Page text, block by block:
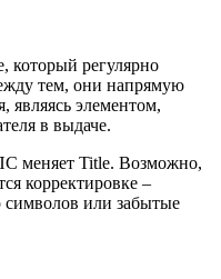
который регулярно
тем, они напрямую
являясь элементом,
в выдаче.
меняет Title. Возможно,
корректировке –
или забытые